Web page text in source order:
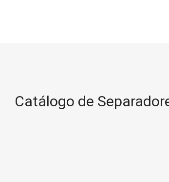
Catálogo de